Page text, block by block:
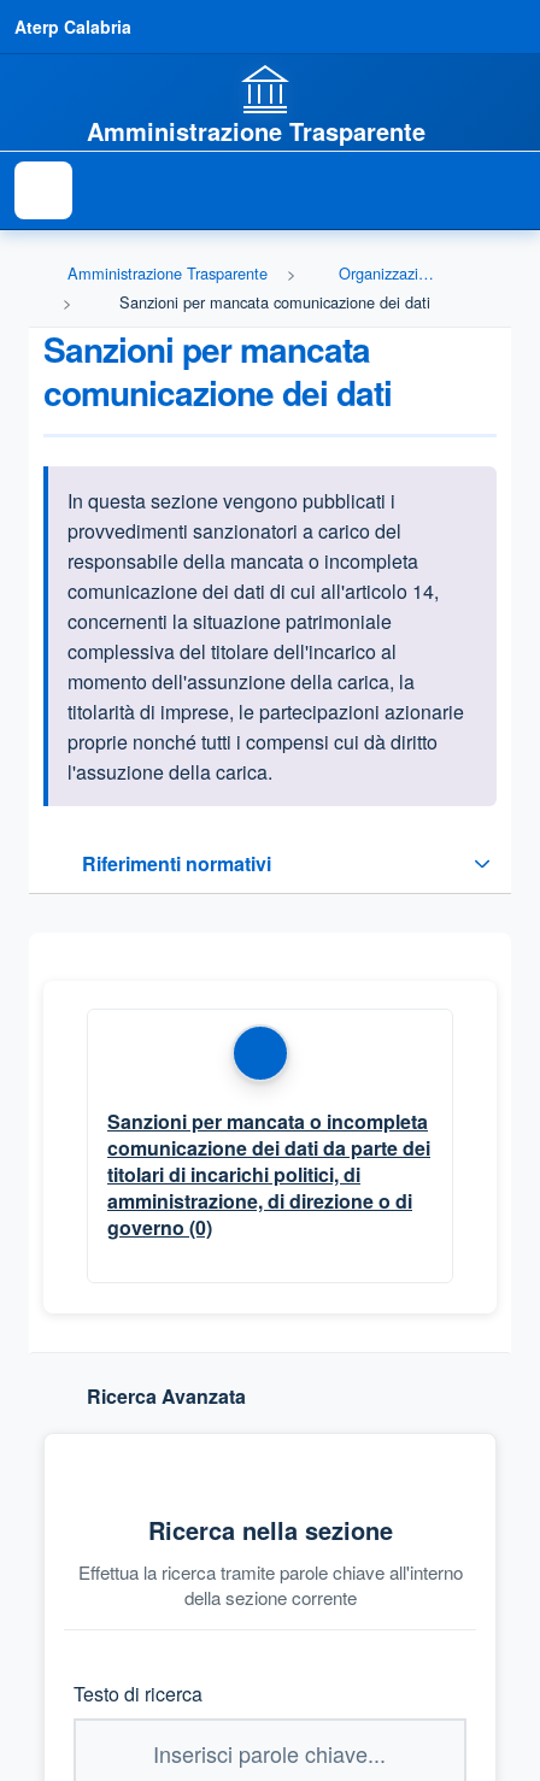
Aterp Calabria
Amministrazione Trasparente
Amministrazione Trasparente
Organizzazione
Sanzioni per mancata comunicazione dei dati
Sanzioni per mancata
comunicazione dei dati
Informazioni introduttive
In questa sezione vengono pubblicati i
provvedimenti sanzionatori a carico del
responsabile della mancata o incompleta
comunicazione dei dati di cui all'articolo 14,
concernenti la situazione patrimoniale
complessiva del titolare dell'incarico al
momento dell'assunzione della carica, la
titolarità di imprese, le partecipazioni azionarie
proprie nonché tutti i compensi cui dà diritto
l'assuzione della carica.
Riferimenti normativi
Sezione compressa
Sanzioni per mancata o incompleta
comunicazione dei dati da parte dei
titolari di incarichi politici, di
amministrazione, di direzione o di
governo (0)
Ricerca Avanzata
Ricerca nella sezione
Effettua la ricerca tramite parole chiave all'interno
della sezione corrente
Testo di ricerca